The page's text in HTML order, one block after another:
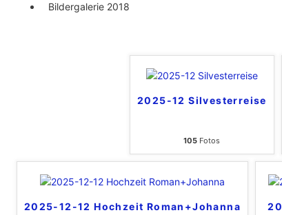
Bildergalerie 2018
2025-12 Silvesterreise
105 Fotos
2025-12-12 Hochzeit Roman+Johanna